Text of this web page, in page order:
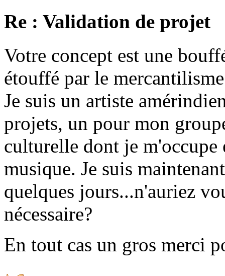
Re : Validation de projet
Votre concept est une
étouffé par le
Je suis un artiste
projets, un pour mon
culturelle dont je
musique. Je suis
quelques jours...n'auriez
nécessaire?
En tout cas un gros merci